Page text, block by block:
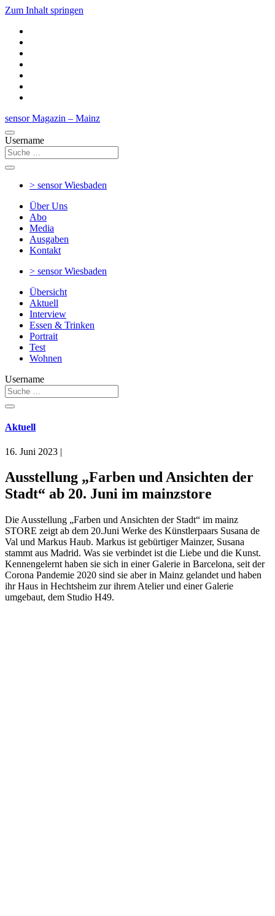
Zum Inhalt springen
sensor Magazin – Mainz
Username
> sensorWiesbaden
Über Uns
Abo
Media
Ausgaben
Kontakt
> sensorWiesbaden
Übersicht
Aktuell
Interview
Essen & Trinken
Portrait
Test
Wohnen
Username
Aktuell
16. Juni 2023 |
Ausstellung „Farben und Ansichten der
Stadt“ ab 20. Juni im mainzstore
Die Ausstellung „Farben und Ansichten der Stadt“ im mainz
STORE zeigt ab dem 20.Juni Werke des Künstlerpaars Susana de
Val und Markus Haub. Markus ist gebürtiger Mainzer, Susana
stammt aus Madrid. Was sie verbindet ist die Liebe und die Kunst.
Kennengelernt haben sie sich in einer Galerie in Barcelona, seit der
Corona Pandemie 2020 sind sie aber in Mainz gelandet und haben
ihr Haus in Hechtsheim zur ihrem Atelier und einer Galerie
umgebaut, dem Studio H49.